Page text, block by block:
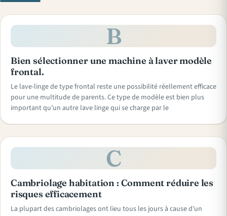
B
Bien sélectionner une machine à laver modèle
frontal.
Le lave-linge de type frontal reste une possibilité réellement efficace
pour une multitude de parents. Ce type de modèle est bien plus
important qu’un autre lave linge qui se charge par le
C
Cambriolage habitation : Comment réduire les
risques efficacement
La plupart des cambriolages ont lieu tous les jours à cause d’un